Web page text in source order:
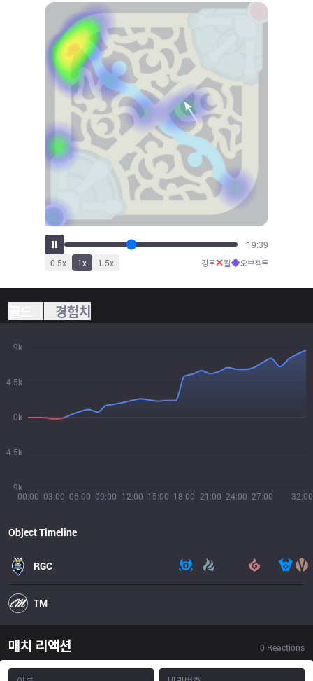
21:43
0.5x 1x 1.5x 경로✕킬◆오브젝트
경험치
00:00 03:00 06:00 09:00 12:00 15:00 18:00 21:00 24:00 27:00 32:00
9k
4.5k
0k
4.5k
9k
Object Timeline
RGC
TM
매치 리액션 0 Reactions